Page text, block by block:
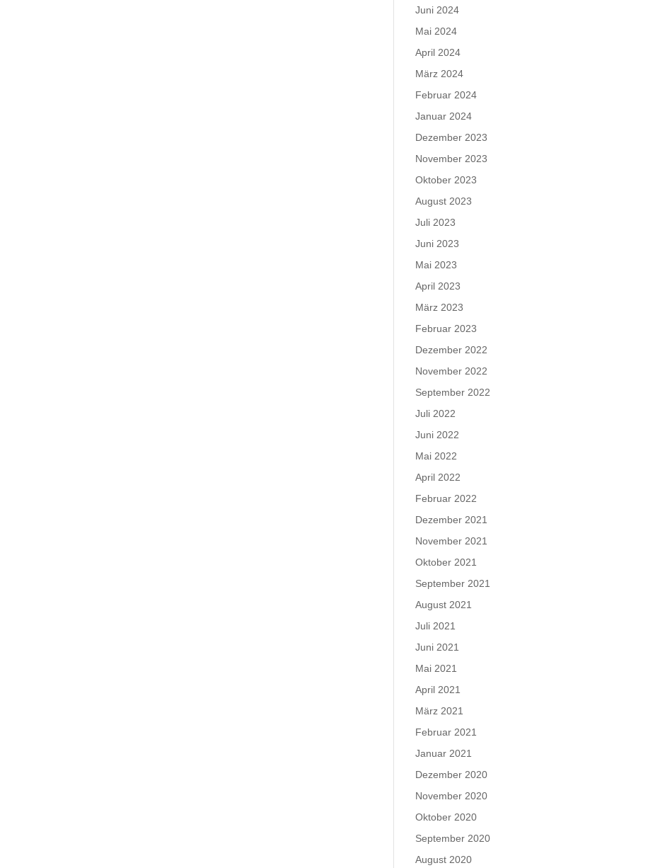
Juni 2024
Mai 2024
April 2024
März 2024
Februar 2024
Januar 2024
Dezember 2023
November 2023
Oktober 2023
August 2023
Juli 2023
Juni 2023
Mai 2023
April 2023
März 2023
Februar 2023
Dezember 2022
November 2022
September 2022
Juli 2022
Juni 2022
Mai 2022
April 2022
Februar 2022
Dezember 2021
November 2021
Oktober 2021
September 2021
August 2021
Juli 2021
Juni 2021
Mai 2021
April 2021
März 2021
Februar 2021
Januar 2021
Dezember 2020
November 2020
Oktober 2020
September 2020
August 2020